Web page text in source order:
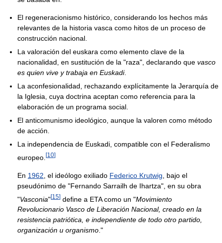
El regeneracionismo histórico, considerando los hechos más
relevantes de la historia vasca como hitos de un proceso de
construcción nacional.
La valoración del euskara como elemento clave de la
nacionalidad, en sustitución de la "raza", declarando que vasco
es quien vive y trabaja en Euskadi.
La aconfesionalidad, rechazando explícitamente la Jerarquía de
la Iglesia, cuya doctrina aceptan como referencia para la
elaboración de un programa social.
El anticomunismo ideológico, aunque la valoren como método
de acción.
La independencia de Euskadi, compatible con el Federalismo
europeo. [10]
En 1962 , el ideólogo exiliado Federico Krutwig , bajo el
pseudónimo de "Fernando Sarrailh de Ihartza", en su obra
"Vasconia"[15] define a ETA como un "Movimiento
Revolucionario Vasco de Liberación Nacional, creado en la
resistencia patriótica, e independiente de todo otro partido,
organización u organismo."